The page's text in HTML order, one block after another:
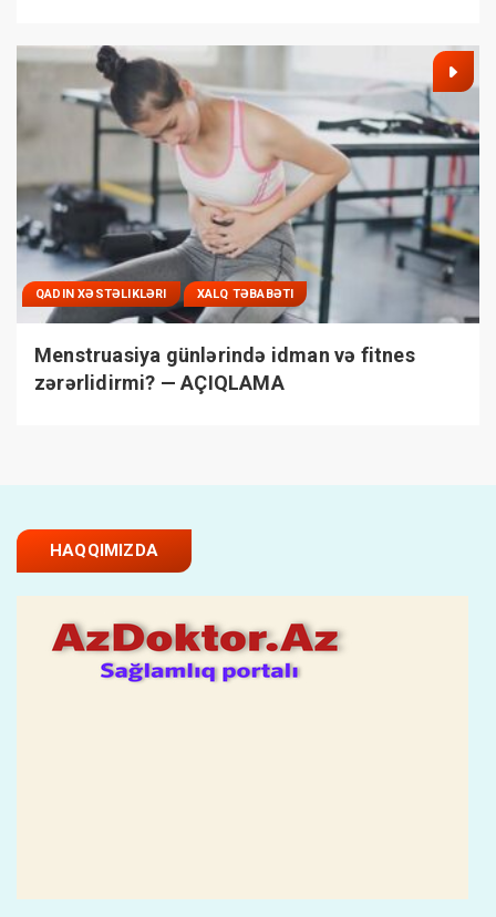
QADIN XƏSTƏLIKLƏRI XALQ TƏBABƏTI
Menstruasiya günlərində idman və fitnes
zərərlidirmi? — AÇIQLAMA
HAQQIMIZDA